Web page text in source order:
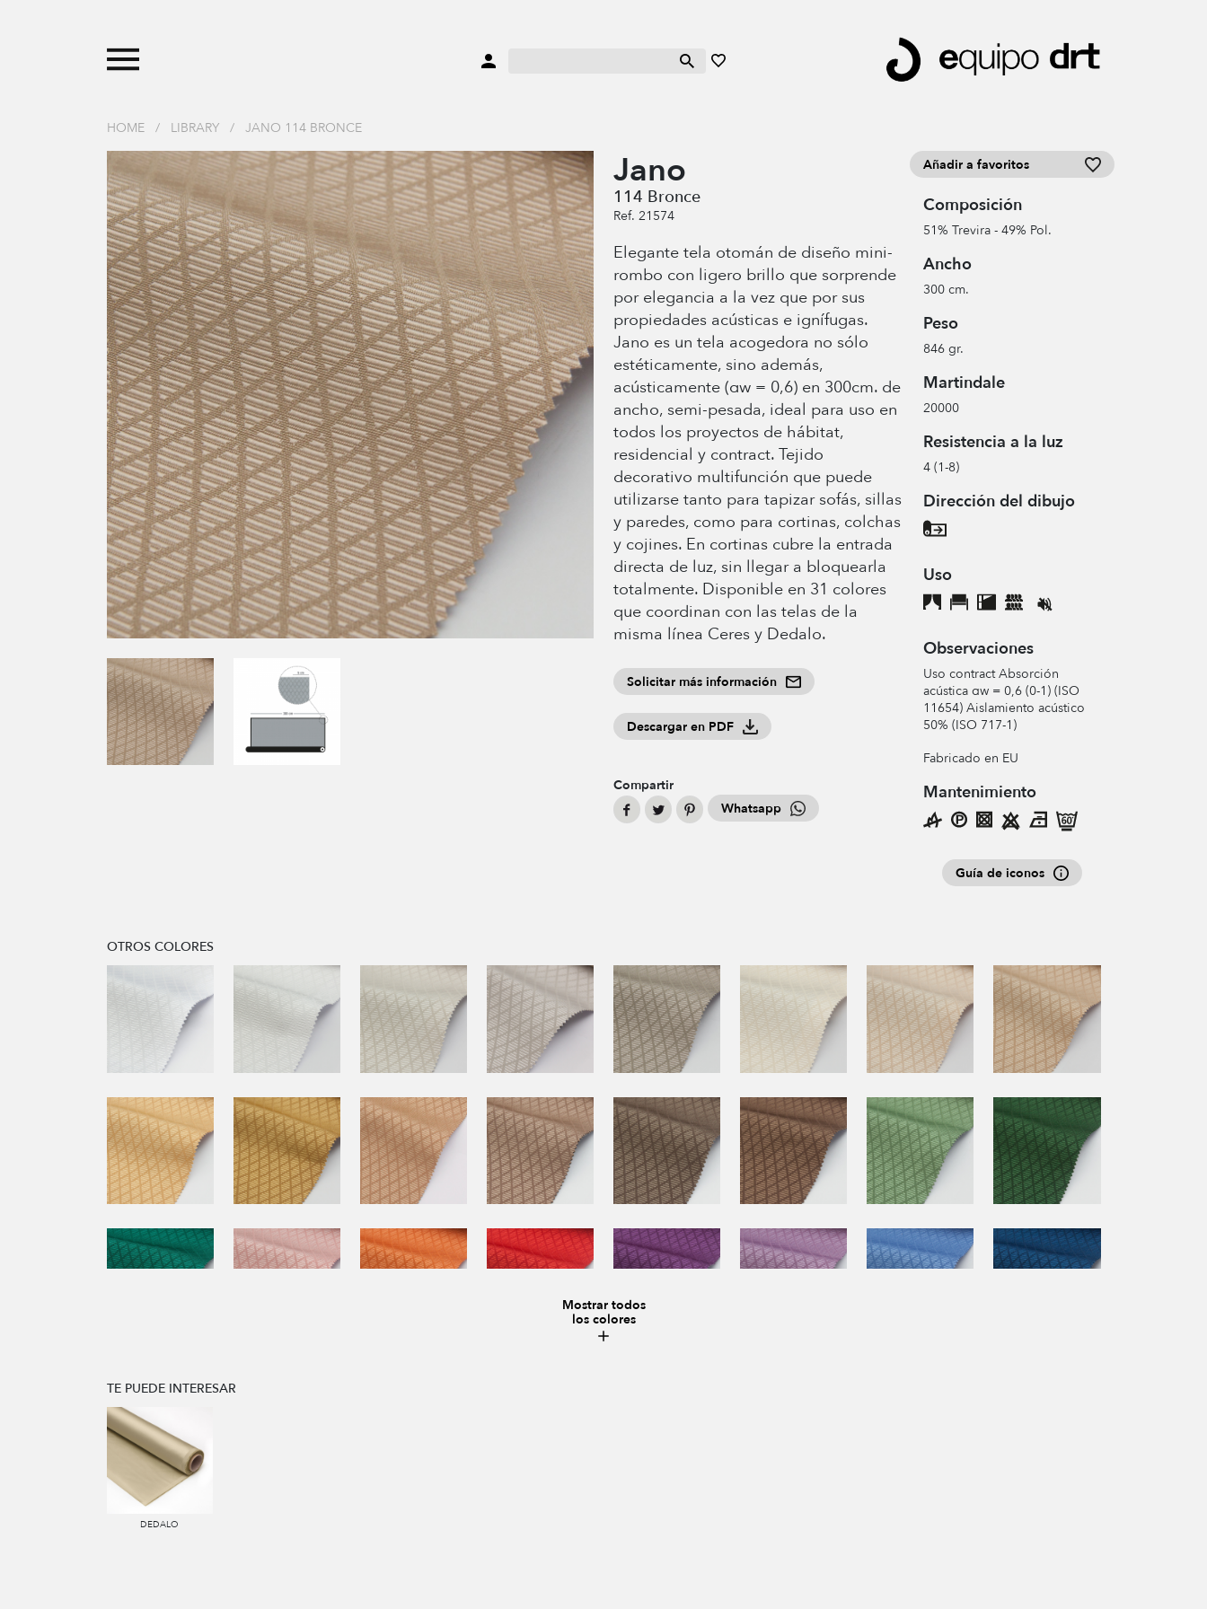
HOME / LIBRARY / JANO 114 BRONCE
Jano
114 Bronce
Ref. 21574
Elegante tela otomán de diseño mini-
rombo con ligero brillo que sorprende
por elegancia a la vez que por sus
propiedades acústicas e ignífugas.
Jano es un tela acogedora no sólo
estéticamente, sino además,
acústicamente (αw = 0,6) en 300cm. de
ancho, semi-pesada, ideal para uso en
todos los proyectos de hábitat,
residencial y contract. Tejido
decorativo multifunción que puede
utilizarse tanto para tapizar sofás, sillas
y paredes, como para cortinas, colchas
y cojines. En cortinas cubre la entrada
directa de luz, sin llegar a bloquearla
totalmente. Disponible en 31 colores
que coordinan con las telas de la
misma línea Ceres y Dedalo.
Solicitar más información
Descargar en PDF
Compartir
Whatsapp
Añadir a favoritos
Composición
51% Trevira - 49% Pol.
Ancho
300 cm.
Peso
846 gr.
Martindale
20000
Resistencia a la luz
4 (1-8)
Dirección del dibujo
Uso
Observaciones
Uso contract Absorción
acústica αw = 0,6 (0-1) (ISO
11654) Aislamiento acústico
50% (ISO 717-1)
Fabricado en EU
Mantenimiento
Guía de iconos
OTROS COLORES
Mostrar todos
los colores
TE PUEDE INTERESAR
DEDALO